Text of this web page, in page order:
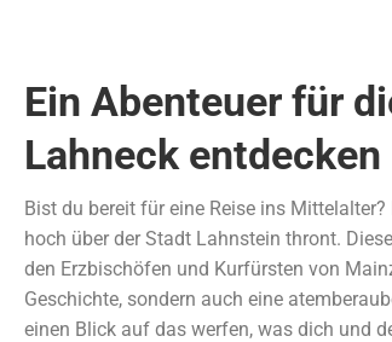
Ein Abenteuer für
Lahneck entdecken
Bist du bereit für eine Reise ins
hoch über der Stadt Lahnstein thront.
den Erzbischöfen und Kurfürsten von
Geschichte, sondern auch eine
einen Blick auf das werfen, was dich und